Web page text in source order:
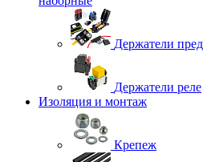
Держатели
Держатели реле
Изоляция и монтаж
Крепеж